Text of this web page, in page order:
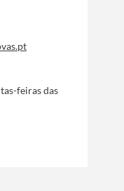
feiras das